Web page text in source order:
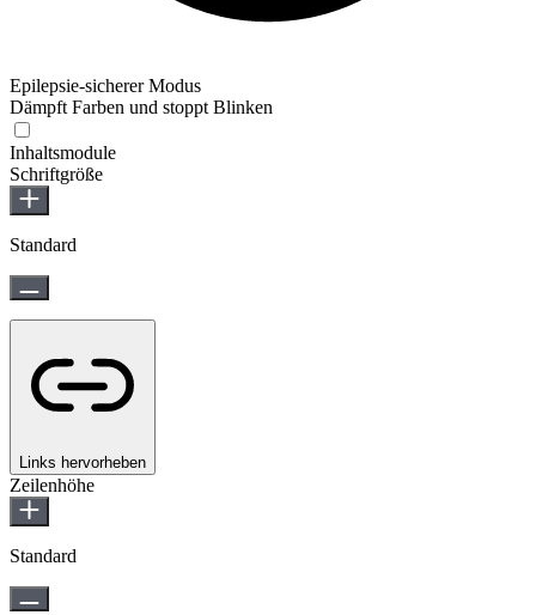
Epilepsie-sicherer Modus
Dämpft Farben und stoppt Blinken
Inhaltsmodule
Schriftgröße
Standard
Links hervorheben
Zeilenhöhe
Standard